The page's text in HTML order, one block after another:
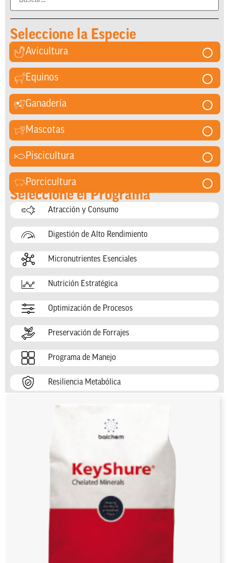
Seleccione la Especie
Avicultura
Equinos
Ganadería
Mascotas
Piscicultura
Porcicultura
Seleccione el Programa
Atracción y Consumo
Digestión de Alto Rendimiento
Micronutrientes Esenciales
Nutrición Estratégica
Optimización de Procesos
Preservación de Forrajes
Programa de Manejo
Resiliencia Metabólica